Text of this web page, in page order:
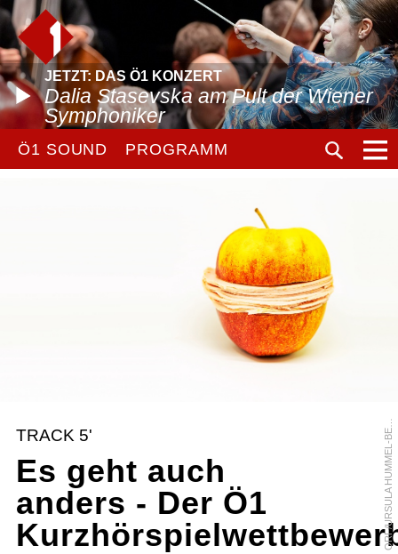
JETZT: DAS Ö1 KONZERT
Dalia Stasevska am Pult der Wiener
Symphoniker
Ö1 SOUND PROGRAMM
O
R
F
/
U
R
S
U
L
A
H
U
M
M
E
L
-
B
E
R
G
E
R
TRACK 5'
Es geht auch
anders - Der Ö1